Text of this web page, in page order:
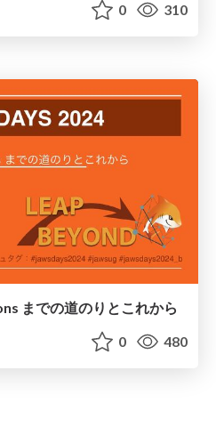
0 310
までの道のりとこれから
0 480